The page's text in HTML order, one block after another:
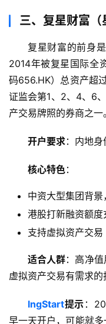
三、复星财富（
复星财富的前身
2014年被复星国际全
码656.HK）总资产超
证监会第1、2、4、6
产交易牌照的券商之一。
开户要求：内地身
核心特色：
中资大型集团背
港股打新融资额度
支持虚拟资产交易
适合人群：高净
虚拟资产交易有需求的
lngStart提示 ：
早一天开户，可能就